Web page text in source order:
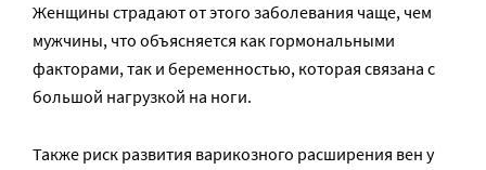
Женщины страдают от этого заболевания чаще, чем
мужчины, что объясняется как гормональными
факторами, так и беременностью, которая связана с
большой нагрузкой на ноги.
Также риск развития варикозного расширения вен у